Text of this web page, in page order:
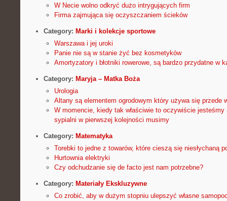
W Necie wolno odkryć dużo intrygujących firm
Firma zajmująca się oczyszczaniem ścieków
Category: Marki i kolekcje sportowe
Warszawa i jej uroki
Panie nie są w stanie żyć bez kosmetyków
Amortyzatory i błotniki rowerowe, są bardzo przydatne w
Category: Maryja – Matka Boża
Urologia
Altany są elementem ogrodowym który używa się przede
W momencie, kiedy tak właściwie to oczywiście jesteśmy
sypialni w pierwszej kolejności musimy
Category: Matematyka
Torebki to jedne z towarów, które cieszą się niesłychaną
Hurtownia elektryki
Czy odchudzanie się de facto jest nam potrzebne?
Category: Materiały Ekskluzywne
Co zrobić, aby w dużym stopniu ulepszyć własne